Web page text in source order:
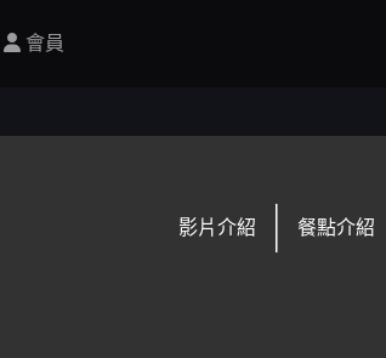
會員
影片介紹 餐點介紹